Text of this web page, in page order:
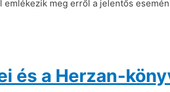
meg erről a jelentős
és a Herzan-